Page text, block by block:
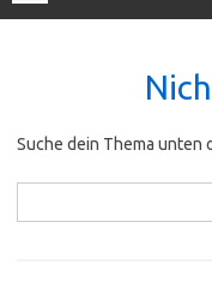
Suche dein Thema
nach: